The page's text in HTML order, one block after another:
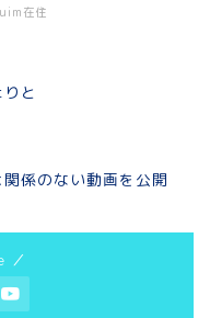
在住
と
係のない動画を公開
／